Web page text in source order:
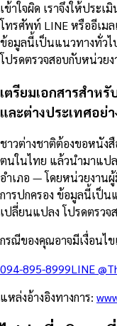
เข้าใจผิด เราจึงให้ประเ
โทรศัพท์ LINE หรืออีเม
ข้อมูลนี้เป็นแนวทางทั่วไ
โปรดตรวจสอบกับหน่วย
เตรียมเอกสารสำห
และต่างประเทศอย่
ชาวต่างชาติต้องขอหนัง
ตนในไทย แล้วนำมาแป
อำเภอ — โดยหน่วยงาน
การปกครอง ข้อมูลนี้เป็น
เปลี่ยนแปลง โปรดตรว
กรณีของคุณอาจมีเงื่อนไ
094-895-8999LINE
แหล่งอ้างอิงทางการ: